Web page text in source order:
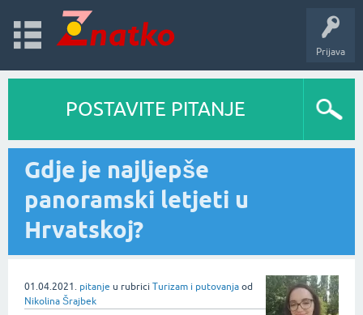
Prijava
POSTAVITE PITANJE
Gdje je najljepše
panoramski letjeti u
Hrvatskoj?
01.04.2021. pitanje u rubrici Turizam i putovanja od
Nikolina Šrajbek